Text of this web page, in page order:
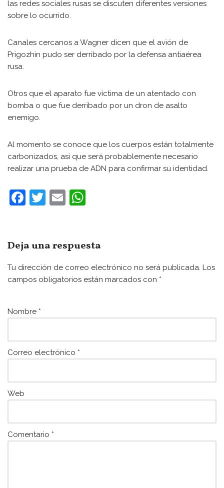
las redes sociales rusas se discuten diferentes versiones
sobre lo ocurrido.
Canales cercanos a Wagner dicen que el avión de
Prigozhin pudo ser derribado por la defensa antiaérea
rusa.
Otros que el aparato fue víctima de un atentado con
bomba o que fue derribado por un dron de asalto
enemigo.
Al momento se conoce que los cuerpos están totalmente
carbonizados, así que será probablemente necesario
realizar una prueba de ADN para confirmar su identidad.
F
e
b
o
k
T
er
E
l
s
A
p
Deja una respuesta
Tu dirección de correo electrónico no será publicada. Los
campos obligatorios están marcados con *
Nombre *
Correo electrónico *
Web
Comentario *